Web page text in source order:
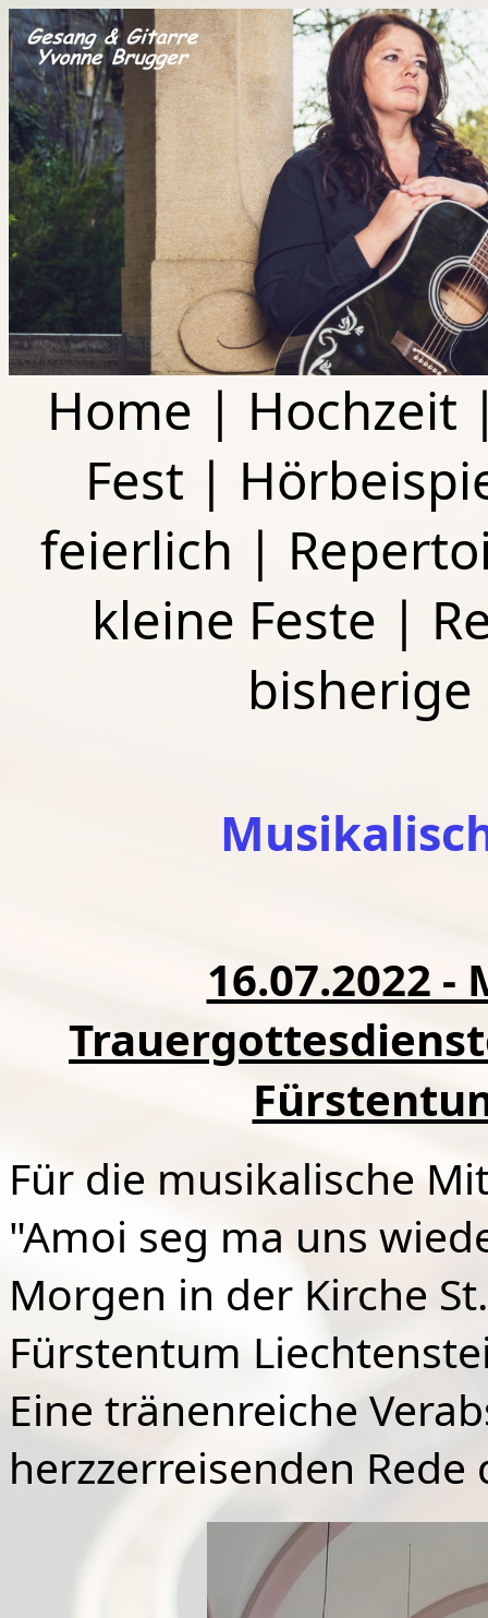
Home | Hochzeit
Fest |
feierlich |
kleine Feste |
16.07.2022
Für die musikalische
"Amoi seg ma uns
Morgen in der Kirche
Fürstentum
Eine tränenreiche
herzzerreisenden Rede